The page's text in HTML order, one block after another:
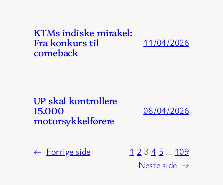
KTMs indiske mirakel:
Fra konkurs til
comeback
11/04/2026
UP skal kontrollere
15.000
motorsykkelførere
08/04/2026
← Forrige side 1 2 3 4 5 … 109
Neste side →